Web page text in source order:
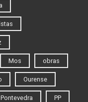
Mos obras
Ourense
Pontevedra PP